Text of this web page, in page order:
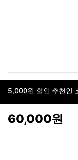
5,000원 할인 추천인
60,000원
이용약관고객센터